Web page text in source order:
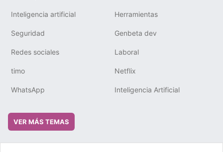
Inteligencia artificial Herramientas
Seguridad Genbeta dev
Redes sociales Laboral
timo Netflix
WhatsApp Inteligencia Artificial
VER MÁS TEMAS